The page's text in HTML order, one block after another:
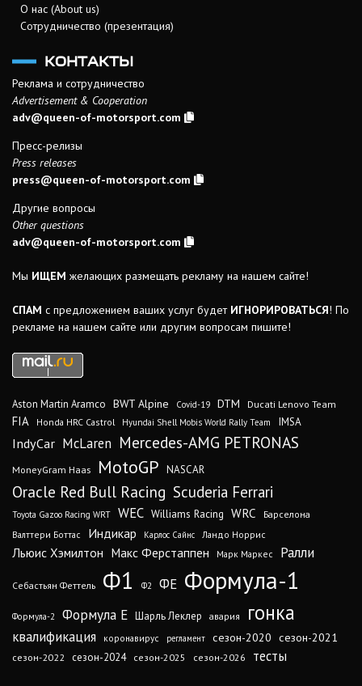
О нас (About us)
Сотрудничество (презентация)
КОНТАКТЫ
Реклама и сотрудничество
Advertisement & Cooperation
adv@queen-of-motorsport.com
Пресс-релизы
Press releases
press@queen-of-motorsport.com
Другие вопросы
Other questions
adv@queen-of-motorsport.com
Мы ИЩЕМ желающих размещать рекламу на нашем сайте!
СПАМ с предложением ваших услуг будет ИГНОРИРОВАТЬСЯ! По
рекламе на нашем сайте или другим вопросам пишите!
Aston Martin Aramco BWT Alpine Covid-19 DTM Ducati Lenovo Team
FIA Honda HRC Castrol Hyundai Shell Mobis World Rally Team IMSA
IndyCar McLaren Mercedes-AMG PETRONAS
MoneyGram Haas MotoGP NASCAR
Oracle Red Bull Racing Scuderia Ferrari
Toyota Gazoo Racing WRT WEC Williams Racing WRC
Барселона
Валттери Боттас
Индикар Карлос Сайнс Ландо Норрис
Льюис Хэмилтон Макс Ферстаппен Марк Маркес Ралли
Себастьян Феттель Ф1 Ф2 ФЕ Формула-1
Формула-2 Формула Е Шарль Леклер авария гонка
квалификация коронавирус регламент сезон-2020 сезон-2021
сезон-2022 сезон-2024 сезон-2025 сезон-2026 тесты